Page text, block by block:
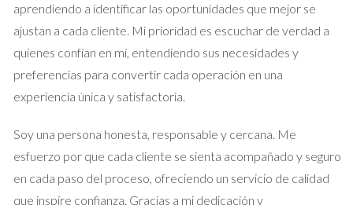
Estrategias para vender mi casa rápido
Con una clara comprensión de los precios y del mercado,
puedes implementar varias estrategias para acelerar la venta
de tu propiedad. Algunas de las tácticas más efectivas
incluyen:
Preparación de la propiedad:Asegúrate de que tu casa
esté en óptimas condiciones. Considera hacer
pequeñas reparaciones o incluso renovaciones que
aprendiendo a identificar las oportunidades que mejor se
ajustan a cada cliente. Mi prioridad es escuchar de verdad a
quienes confían en mí, entendiendo sus necesidades y
preferencias para convertir cada operación en una
experiencia única y satisfactoria.
Soy una persona honesta, responsable y cercana. Me
esfuerzo por que cada cliente se sienta acompañado y seguro
en cada paso del proceso, ofreciendo un servicio de calidad
que inspire confianza. Gracias a mi dedicación y